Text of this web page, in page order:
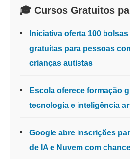
🎓 Cursos Gratuitos
Iniciativa oferta 100
gratuitas para pessoas
crianças autistas
Escola oferece formação
tecnologia e inteligência
Google abre inscrições
de IA e Nuvem com